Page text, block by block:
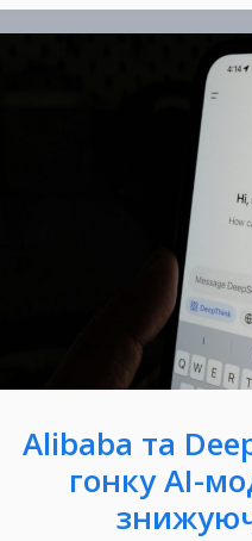
Alibaba та
гонку AI-